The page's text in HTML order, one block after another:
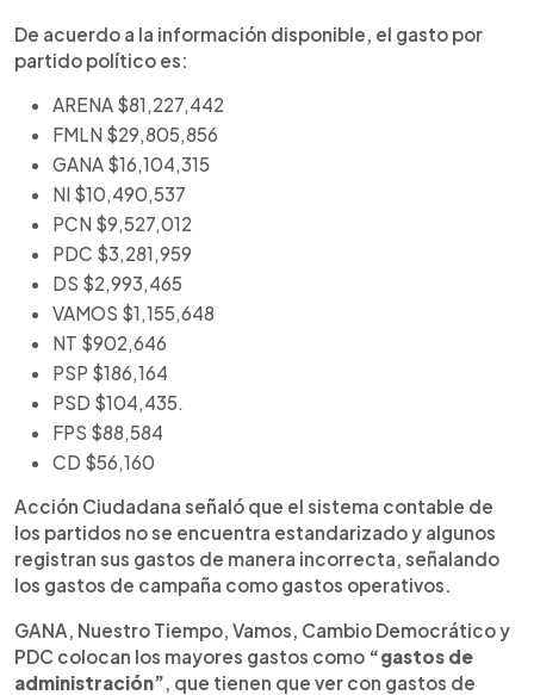
De acuerdo a la información disponible, el gasto por
partido político es:
ARENA $81,227,442
FMLN $29,805,856
GANA $16,104,315
NI $10,490,537
PCN $9,527,012
PDC $3,281,959
DS $2,993,465
VAMOS $1,155,648
NT $902,646
PSP $186,164
PSD $104,435.
FPS $88,584
CD $56,160
Acción Ciudadana señaló que el sistema contable de
los partidos no se encuentra estandarizado y algunos
registran sus gastos de manera incorrecta, señalando
los gastos de campaña como gastos operativos.
GANA, Nuestro Tiempo, Vamos, Cambio Democrático y
PDC colocan los mayores gastos como “gastos de
administración”, que tienen que ver con gastos de